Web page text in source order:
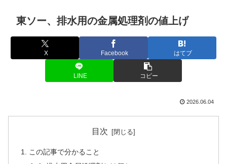
東ソー、排水用の金属処理剤の値上げ
X Facebook はてブ
LINE コピー
2026.06.04
目次
この記事で分かること